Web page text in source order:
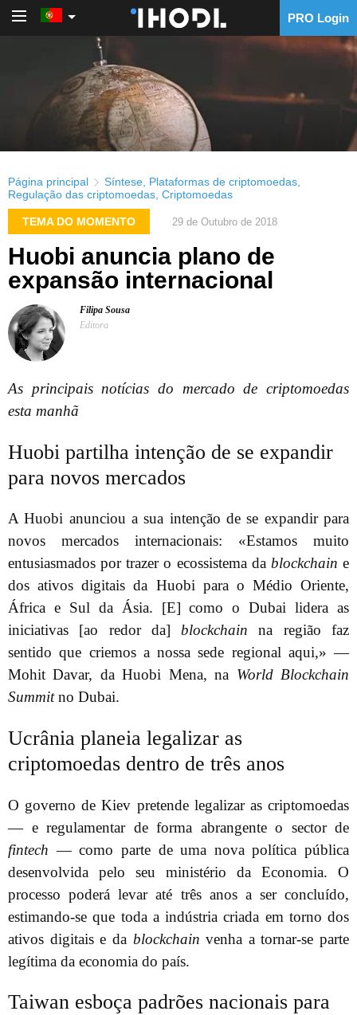
PRO Login
Página principal Síntese Plataformas de criptomoedas
Regulação das criptomoedas Criptomoedas
TEMA DO MOMENTO 29 de Outubro de 2018
Huobi anuncia plano de
expansão internacional
Filipa Sousa
Editora
As principais notícias do mercado de criptomoedas
esta manhã
Huobi partilha intenção de se expandir
para novos mercados
A Huobi anunciou a sua intenção de se expandir para
novos mercados internacionais: «Estamos muito
entusiasmados por trazer o ecossistema da blockchain e
dos ativos digitais da Huobi para o Médio Oriente,
África e Sul da Ásia. [E] como o Dubai lidera as
iniciativas [ao redor da]blockchain na região faz
sentido que criemos a nossa sede regional aqui,» —
Mohit Davar, da Huobi Mena, na World Blockchain
Summitno Dubai.
Ucrânia planeia legalizar as
criptomoedas dentro de três anos
O governo de Kiev pretende legalizar as criptomoedas
— e regulamentar de forma abrangente o sector de
fintech — como parte de uma nova política pública
desenvolvida pelo seu ministério da Economia. O
processo poderá levar até três anos a ser concluído,
estimando-se que toda a indústria criada em torno dos
ativos digitais e da blockchain venha a tornar-se parte
legítima da economia do país.
Taiwan esboça padrões nacionais para